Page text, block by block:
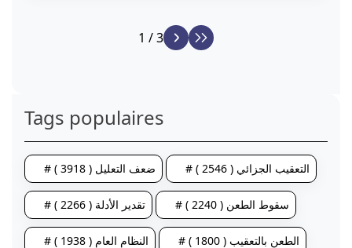
1 / 3
Tags populaires
# ضعف التعليل ( 3918 ) # التعقيب الجزائي ( 2546 )
# تقدير الأدلة ( 2266 ) # سقوط الطعن ( 2240 )
# النظام العام ( 1938 ) # الطعن بالتعقيب ( 1800 )